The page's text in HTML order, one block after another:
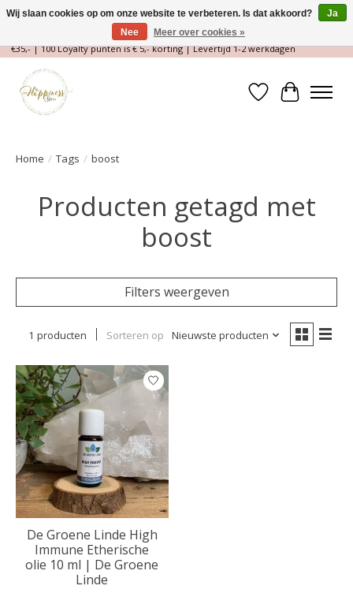
Magische Conceptstore, Edelstenen & Spirituele winkel | Gratis verzending >
€35,- | 100 Loyalty punten is € 5,- korting | Levertijd 1-2 werkdagen
Verlanglijst
Home / Tags / boost
Producten getagd met
boost
Filters weergeven
1 producten Sorteren op Nieuwste producten
De Groene Linde High
Immune Etherische
olie 10 ml | De Groene
Linde
Wij slaan cookies op om onze website te verbeteren. Is dat akkoord?
Ja
Nee
Meer over cookies »